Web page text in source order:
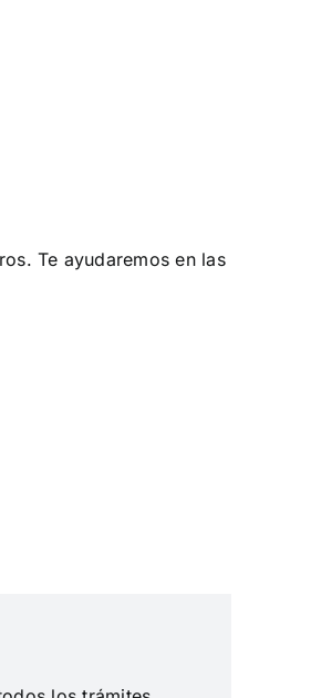
. Te ayudaremos en las